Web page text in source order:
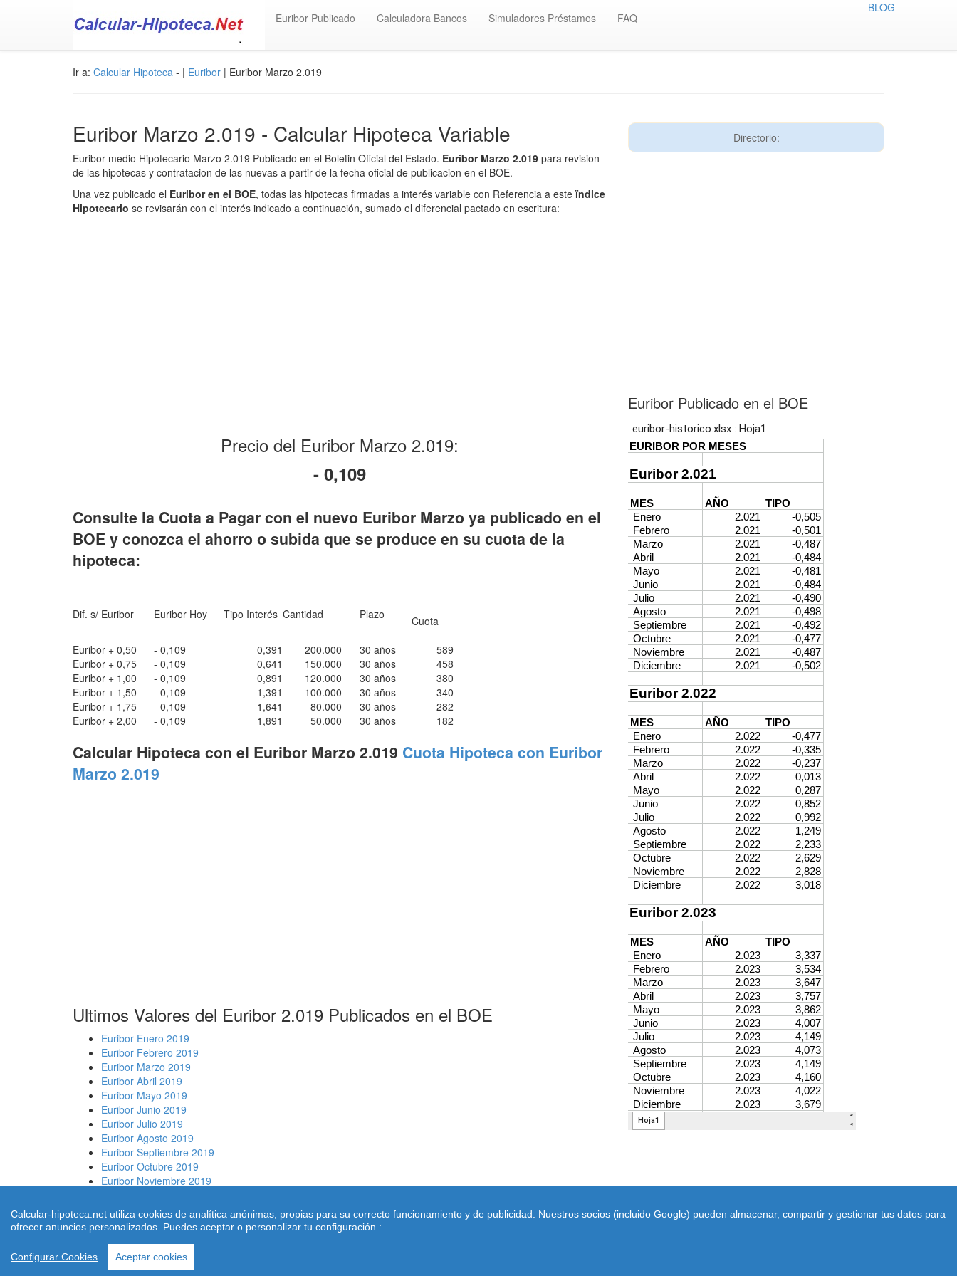
Euribor Publicado Calculadora Bancos Simuladores Préstamos FAQ
BLOG
Ir a: Calcular Hipoteca - | Euribor | Euribor Marzo 2.019
Euribor Marzo 2.019 - Calcular Hipoteca Variable
Euribor medio Hipotecario Marzo 2.019 Publicado en el Boletin Oficial del Estado. Euribor Marzo 2.019 para revision
de las hipotecas y contratacion de las nuevas a partir de la fecha oficial de publicacion en el BOE.
Una vez publicado el Euribor en el BOE, todas las hipotecas firmadas a interés variable con Referencia a esteïndice
Hipotecario se revisarán con el interés indicado a continuación, sumado el diferencial pactado en escritura:
Precio del Euribor Marzo 2.019:
- 0,109
Consulte la Cuota a Pagar con el nuevo Euribor Marzo ya publicado en el
BOE y conozca el ahorro o subida que se produce en su cuota de la
hipoteca:
Dif. s/ Euribor Euribor Hoy Tipo Interés Cantidad Plazo
Cuota
Euribor + 0,50
- 0,109 0,391 200.000 30 años
589
Euribor + 0,75
- 0,109 0,641 150.000 30 años
458
Euribor + 1,00
- 0,109 0,891 120.000 30 años
380
Euribor + 1,50
- 0,109 1,391 100.000 30 años
340
Euribor + 1,75
- 0,109 1,641 80.000 30 años
282
Euribor + 2,00
- 0,109 1,891 50.000 30 años 182
Calcular Hipoteca con el Euribor Marzo 2.019 Cuota Hipoteca con Euribor
Marzo 2.019
Ultimos Valores del Euribor 2.019 Publicados en el BOE
Euribor Enero 2019
Euribor Febrero 2019
Euribor Marzo 2019
Euribor Abril 2019
Euribor Mayo 2019
Euribor Junio 2019
Euribor Julio 2019
Euribor Agosto 2019
Euribor Septiembre 2019
Euribor Octubre 2019
Euribor Noviembre 2019
Consultar Euribor medio hipotecario otros meses:
Directorio:
Euribor Publicado en el BOE
Calcular-hipoteca.net utiliza cookies de analítica anónimas, propias para su correcto funcionamiento y de publicidad. Nuestros socios (incluido Google) pueden almacenar, compartir y gestionar tus datos para
ofrecer anuncios personalizados. Puedes aceptar o personalizar tu configuración.:
Configurar Cookies Aceptar cookies
Utilizamos cookies propias y de terceros, para ofrecer nuestros servicios. Si continua navegando, consideramos que acepta su uso. Informese en: